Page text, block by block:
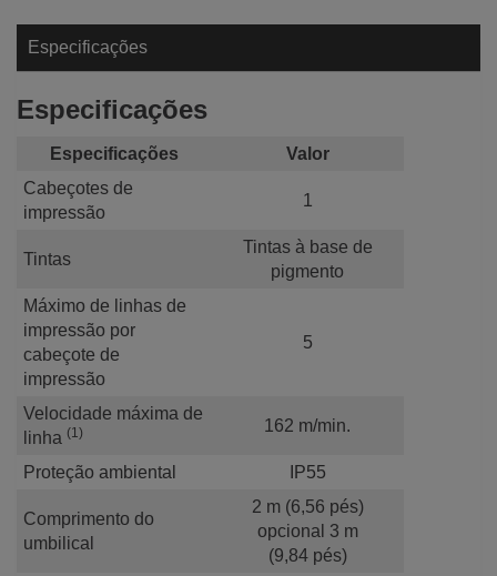
Especificações
Especificações
Especificações
Valor
Cabeçotes de
impressão
1
Tintas
Tintas à base de
pigmento
Máximo de linhas de
impressão por
cabeçote de
impressão
5
Velocidade máxima de
linha (1) 162 m/min.
Proteção ambiental IP55
Comprimento do
umbilical
2 m (6,56 pés)
opcional 3 m
(9,84 pés)